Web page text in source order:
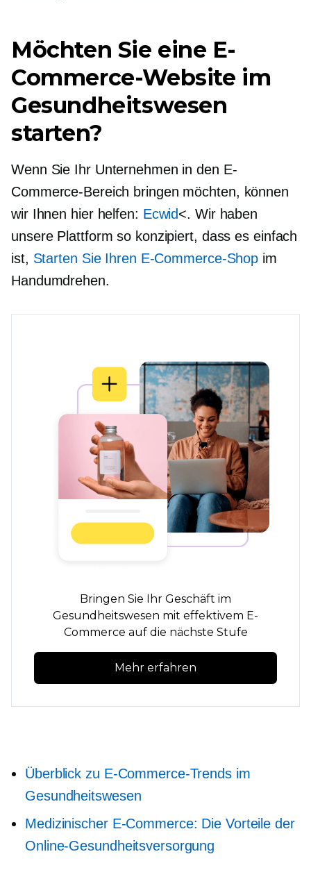
Möchten Sie eine E-
Commerce-Website im
Gesundheitswesen
starten?
Wenn Sie Ihr Unternehmen in den E-
Commerce-Bereich bringen möchten, können
wir Ihnen hier helfen: Ecwid<. Wir haben
unsere Plattform so konzipiert, dass es einfach
ist, Starten Sie Ihren E-Commerce-Shop im
Handumdrehen.
Bringen Sie Ihr Geschäft im
Gesundheitswesen mit effektivem E-
Commerce auf die nächste Stufe
Mehr erfahren
Überblick zu E-Commerce-Trends im
Gesundheitswesen
Medizinischer E-Commerce: Die Vorteile der
Online-Gesundheitsversorgung